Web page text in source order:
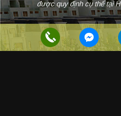
được quy định cụ thể tại